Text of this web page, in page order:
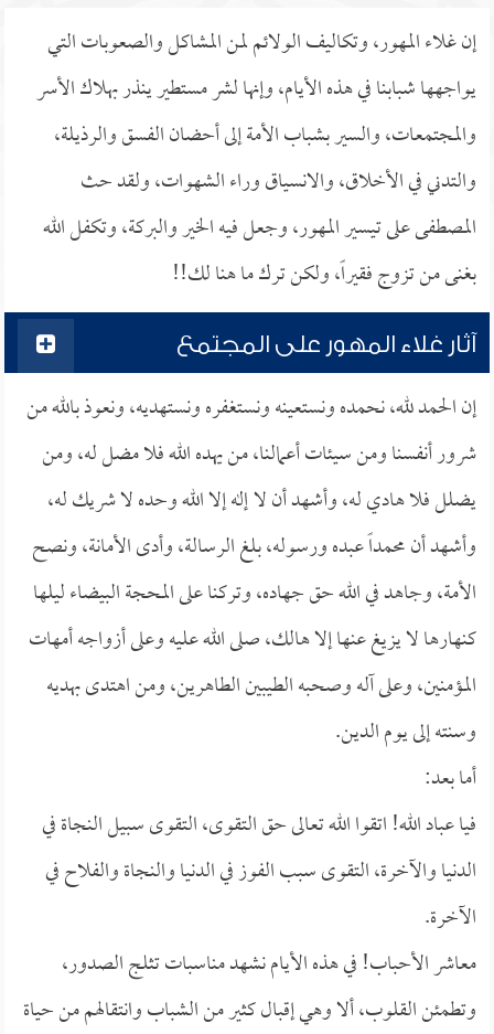
إن غلاء المهور، وتكاليف الولائم لمن المشاكل والصعوبات التي
يواجهها شبابنا في هذه الأيام، وإنها لشر مستطير ينذر بهلاك الأسر
والمجتمعات، والسير بشباب الأمة إلى أحضان الفسق والرذيلة،
والتدني في الأخلاق، والانسياق وراء الشهوات، ولقد حث
المصطفى على تيسير المهور، وجعل فيه الخير والبركة، وتكفل الله
بغنى من تزوج فقيراً، ولكن ترك ما هنا لك!!
آثار غلاء المهور على المجتمع
إن الحمد لله، نحمده ونستعينه ونستغفره ونستهديه، ونعوذ بالله من
شرور أنفسنا ومن سيئات أعمالنا، من يهده الله فلا مضل له، ومن
يضلل فلا هادي له، وأشهد أن لا إله إلا الله وحده لا شريك له،
وأشهد أن محمداً عبده ورسوله، بلغ الرسالة، وأدى الأمانة، ونصح
الأمة، وجاهد في الله حق جهاده، وتركنا على المحجة البيضاء ليلها
كنهارها لا يزيغ عنها إلا هالك، صلى الله عليه وعلى أزواجه أمهات
المؤمنين، وعلى آله وصحبه الطيبين الطاهرين، ومن اهتدى بهديه
وسنته إلى يوم الدين.
أما بعد:
فيا عباد الله! اتقوا الله تعالى حق التقوى، التقوى سبيل النجاة في
الدنيا والآخرة، التقوى سبب الفوز في الدنيا والنجاة والفلاح في
الآخرة.
معاشر الأحباب! في هذه الأيام نشهد مناسبات تثلج الصدور،
وتطمئن القلوب، ألا وهي إقبال كثير من الشباب وانتقالهم من حياة